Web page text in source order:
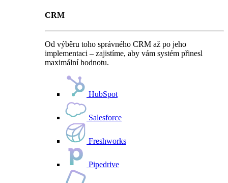
CRM
Od výběru toho správného CRM až po jeho
implementaci – zajistíme, aby vám systém přinesl
maximální hodnotu.
HubSpot
Salesforce
Freshworks
Pipedrive